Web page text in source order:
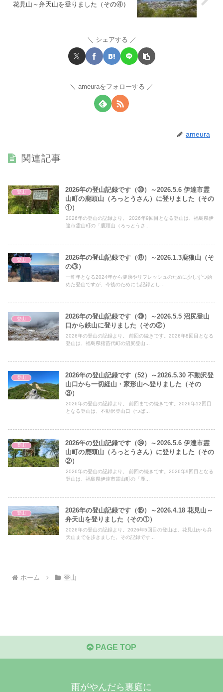
花見山～弁天山を登りました（その④）
シェアする
ameuraをフォローする
ameura
関連記事
登山
2026年の登山記録です（㉝）～2026.5.6 伊達市霊
山町の鹿頭山（ろっとうさん）に登りました（その
①）
2026年の登山の記録より。 2026年9回目となる登山は、福島県伊
達市霊山町の「鹿頭山（ろっとうさ...
登山
2026年の登山記録です（⑧）～2026.1.3鹿狼山（そ
の③）
一昨年となる2024年から健康やリフレッシュのために少しずつ始
めた登山ですが、今後のためにも記録とし...
登山
2026年の登山記録です（㉙）～2026.5.5 沼尻登山
口から鉄山に登りました（その②）
2026年の登山の記録より。 前回の続きです。2026年8回目となる
登山は、福島県猪苗代町の沼尻登山...
登山
2026年の登山記録です（52）～2026.5.30 不動沢登
山口から一切経山・家形山へ登りました（その
③）
2026年の登山の記録より。 前回までの続きです。2026年12回目
となる登山は、不動沢登山口（つば...
登山
2026年の登山記録です（㉞）～2026.5.6 伊達市霊
山町の鹿頭山（ろっとうさん）に登りました（その
②）
2026年の登山の記録より。 前回の続きです。2026年9回目となる
登山は、福島県伊達市霊山町の「鹿...
登山
2026年の登山記録です（⑮）～2026.4.18 花見山～
弁天山を登りました（その①）
2026年の登山の記録より。2026年5回目の登山は、花見山から弁
天山までを歩きました。その記録です...
ホーム 登山
PAGE TOP
雨がやんだら裏庭に